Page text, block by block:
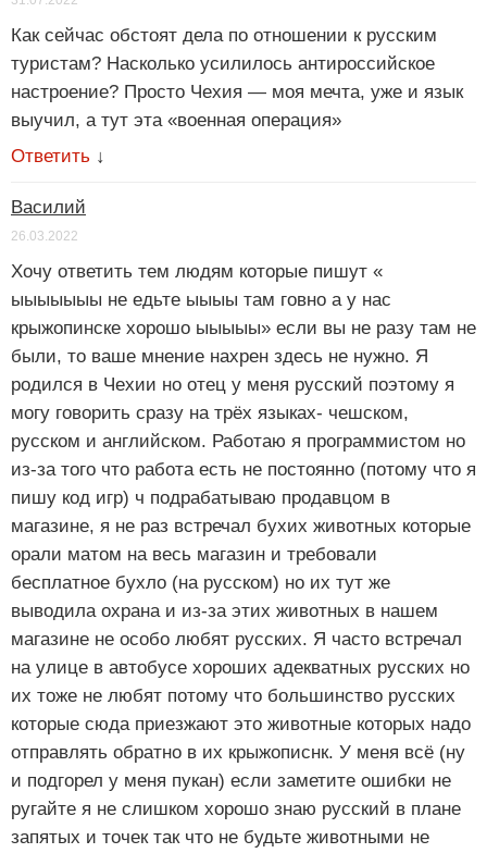
Как сейчас обстоят дела по отношении к русским
туристам? Насколько усилилось антироссийское
настроение? Просто Чехия — моя мечта, уже и язык
выучил, а тут эта «военная операция»
Ответить ↓
Василий
26.03.2022
Хочу ответить тем людям которые пишут «
ыыыыыыы не едьте ыыыы там говно а у нас
крыжопинске хорошо ыыыыы» если вы не разу там не
были, то ваше мнение нахрен здесь не нужно. Я
родился в Чехии но отец у меня русский поэтому я
могу говорить сразу на трёх языках- чешском,
русском и английском. Работаю я программистом но
из-за того что работа есть не постоянно (потому что я
пишу код игр) ч подрабатываю продавцом в
магазине, я не раз встречал бухих животных которые
орали матом на весь магазин и требовали
бесплатное бухло (на русском) но их тут же
выводила охрана и из-за этих животных в нашем
магазине не особо любят русских. Я часто встречал
на улице в автобусе хороших адекватных русских но
их тоже не любят потому что большинство русских
которые сюда приезжают это животные которых надо
отправлять обратно в их крыжописнк. У меня всё (ну
и подгорел у меня пукан) если заметите ошибки не
ругайте я не слишком хорошо знаю русский в плане
запятых и точек так что не будьте животными не